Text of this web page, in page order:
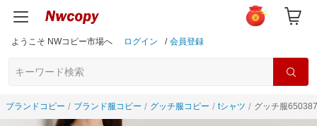
ようこそ NWコピー市場へ ログイン / 会員登録
ブランドコピー ブランド服コピー グッチ服コピー tシャツ グッチ服